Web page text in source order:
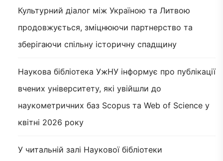
Культурний діалог між Україною та Литвою
продовжується, зміцнюючи партнерство та
зберігаючи спільну історичну спадщину
Наукова бібліотека УжНУ інформує про публікації
вчених університету, які увійшли до
наукометричних баз Scopus та Web of Science у
квітні 2026 року
У читальній залі Наукової бібліотеки